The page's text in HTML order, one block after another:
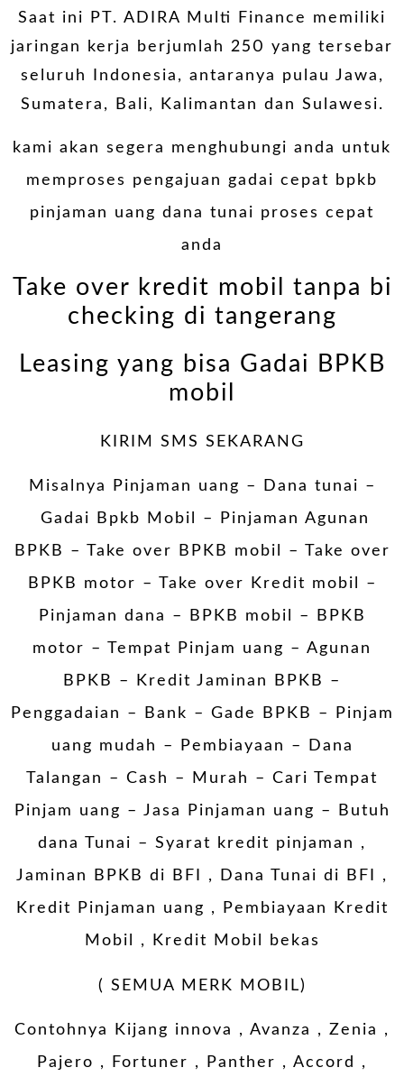
Saat ini PT. ADIRA Multi Finance memiliki
jaringan kerja berjumlah 250 yang tersebar
seluruh Indonesia, antaranya pulau Jawa,
Sumatera, Bali, Kalimantan dan Sulawesi.
kami akan segera menghubungi anda untuk
memproses pengajuan gadai cepat bpkb
pinjaman uang dana tunai proses cepat
anda
Take over kredit mobil tanpa bi
checking di tangerang
Leasing yang bisa Gadai BPKB
mobil
KIRIM SMS SEKARANG
Misalnya Pinjaman uang – Dana tunai –
Gadai Bpkb Mobil
– Pinjaman Agunan
BPKB – Take over BPKB mobil – Take over
BPKB motor – Take over Kredit mobil –
Pinjaman dana – BPKB mobil – BPKB
motor – Tempat Pinjam uang – Agunan
BPKB – Kredit Jaminan BPKB –
Penggadaian – Bank – Gade BPKB – Pinjam
uang mudah – Pembiayaan – Dana
Talangan – Cash – Murah – Cari Tempat
Pinjam uang – Jasa Pinjaman uang – Butuh
dana Tunai – Syarat kredit pinjaman ,
Jaminan BPKB di BFI , Dana Tunai di BFI ,
Kredit Pinjaman uang , Pembiayaan Kredit
Mobil , Kredit Mobil bekas
( SEMUA MERK MOBIL)
Contohnya Kijang innova , Avanza , Zenia ,
Pajero , Fortuner , Panther , Accord ,